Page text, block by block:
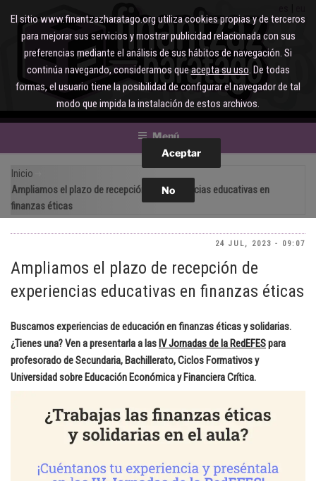
contenido
Menú
Inicio
Ampliamos el plazo de recepción de experiencias educativas en
finanzas éticas
24 JUL, 2023 - 09:07
Ampliamos el plazo de recepción de
experiencias educativas en finanzas éticas
Buscamos experiencias de educación en finanzas éticas y solidarias.
¿Tienes una? Ven a presentarla a las IV Jornadas de la RedEFESpara
profesorado de Secundaria, Bachillerato, Ciclos Formativos y
Universidad sobre Educación Económica y Financiera Crítica.
El sitio www.finantzazharatago.org utiliza cookies propias y de terceros
para mejorar sus servicios y mostrar publicidad relacionada con sus
preferencias mediante el análisis de sus hábitos de navegación. Si
continúa navegando, consideramos queacepta su uso. De todas
formas, el usuario tiene la posibilidad de configurar el navegador de tal
modo que impida la instalación de estos archivos.